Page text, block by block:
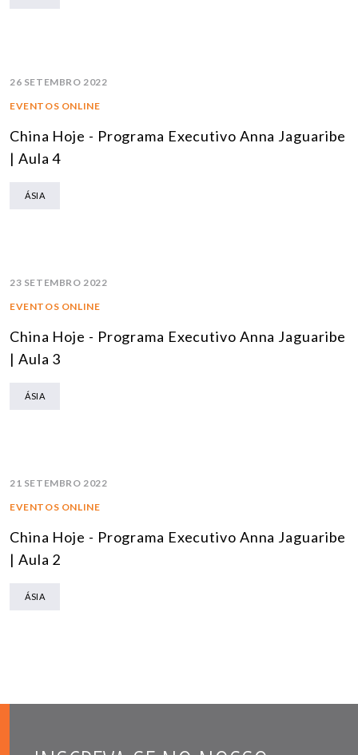
26 SETEMBRO 2022
EVENTOS ONLINE
China Hoje - Programa Executivo Anna Jaguaribe
| Aula 4
ÁSIA
23 SETEMBRO 2022
EVENTOS ONLINE
China Hoje - Programa Executivo Anna Jaguaribe
| Aula 3
ÁSIA
21 SETEMBRO 2022
EVENTOS ONLINE
China Hoje - Programa Executivo Anna Jaguaribe
| Aula 2
ÁSIA